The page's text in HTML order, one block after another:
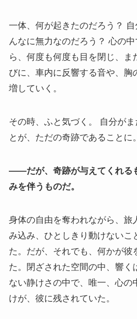
一体、何が起きたのだろう？
んなに無力なのだろう？ 心の
ら、何度も何度も目を閉じ、ま
びに、車内に反響する音や、胸
増していく。
その時、ふと気づく。 自分が
とが、ただの奇跡であることに。
――だが、奇跡が与えてくれる
みを伴うものだ。
身体の自由を奪われながら、旅
み込み、ひとしきり動けないこ
た。だが、それでも、何かが彼
た。閉ざされた空間の中、響く
ない静けさの中で、唯一、心の
けが、彼に残されていた。